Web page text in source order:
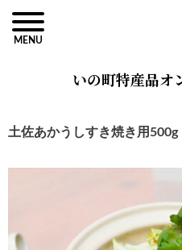
MENU
いの町特産品オ
土佐あかうしすき焼き用500g